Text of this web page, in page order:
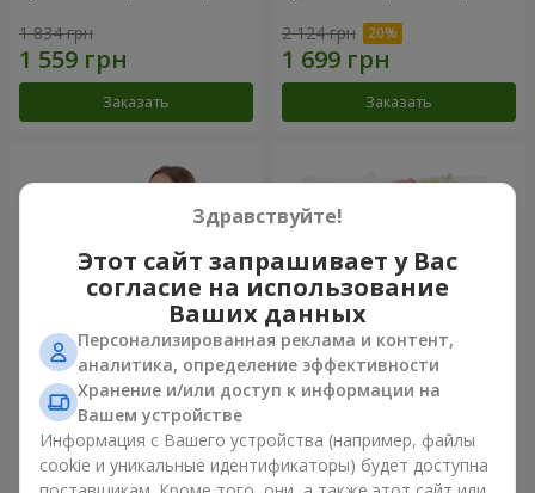
1 834 грн
Заказать
2 124 грн
Заказать
Фруктовая композиция
"Коста-Рика"
7 332 грн
Букет "Крещатик"
3 856 грн
Здравствуйте!
Этот сайт запрашивает у Вас
согласие на использование
Ваших данных
Персонализированная реклама и контент,
аналитика, определение эффективности
Хранение и/или доступ к информации на
Вашем устройстве
Информация с Вашего устройства (например, файлы
cookie и уникальные идентификаторы) будет доступна